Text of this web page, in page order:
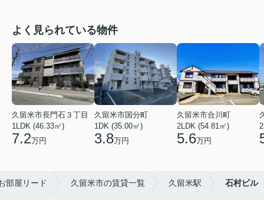
よく見られている物件
久留米市長門石３丁目
1LDK (46.33㎡)
7.2万円
久留米市国分町
1DK (35.00㎡)
3.8万円
久留米市合川町
2LDK (54.81㎡)
5.6万円
部屋リード 久留米市の賃貸一覧 久留米駅 石村ビル